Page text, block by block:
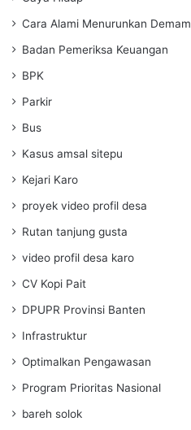
Cara Alami Menurunkan Demam
Badan Pemeriksa Keuangan
BPK
Parkir
Bus
Kasus amsal sitepu
Kejari Karo
proyek video profil desa
Rutan tanjung gusta
video profil desa karo
CV Kopi Pait
DPUPR Provinsi Banten
Infrastruktur
Optimalkan Pengawasan
Program Prioritas Nasional
bareh solok